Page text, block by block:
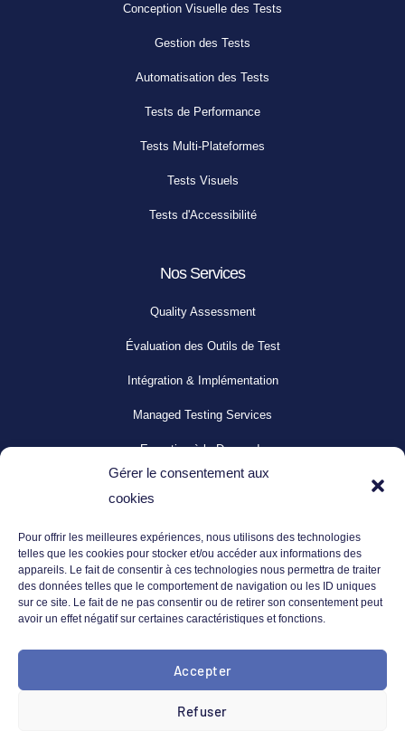
Gérer le consentement aux
cookies
Pour offrir les meilleures expériences, nous utilisons des technologies
telles que les cookies pour stocker et/ou accéder aux informations des
appareils. Le fait de consentir à ces technologies nous permettra de traiter
des données telles que le comportement de navigation ou les ID uniques
sur ce site. Le fait de ne pas consentir ou de retirer son consentement peut
avoir un effet négatif sur certaines caractéristiques et fonctions.
Accepter
Refuser
Conception Visuelle des Tests
Gestion des Tests
Automatisation des Tests
Tests de Performance
Tests Multi-Plateformes
Tests Visuels
Tests d'Accessibilité
Nos Services
Quality Assessment
Évaluation des Outils de Test
Intégration & Implémentation
Managed Testing Services
Expertise à la Demande
Formation & Coaching
Nos Ressources
Événements
Webinaires
E-books